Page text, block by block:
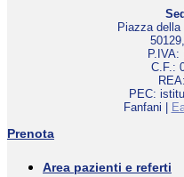
Piazza
P.IVA:
C.F.:
PEC:
Fanfani |
Prenota
Area pazienti e referti